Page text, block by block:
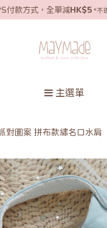
付款方式，全單減HK$5 *不
主選單
對圖案 拼布款繡名口水肩